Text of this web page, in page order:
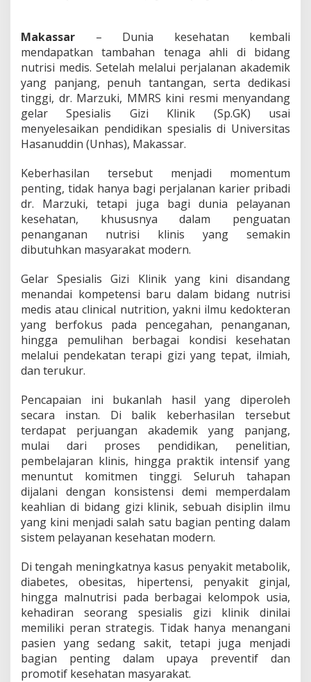
Makassar – Dunia kesehatan kembali
mendapatkan tambahan tenaga ahli di bidang
nutrisi medis. Setelah melalui perjalanan akademik
yang panjang, penuh tantangan, serta dedikasi
tinggi, dr. Marzuki, MMRS kini resmi menyandang
gelar Spesialis Gizi Klinik (Sp.GK) usai
menyelesaikan pendidikan spesialis di Universitas
Hasanuddin (Unhas), Makassar.
Keberhasilan tersebut menjadi momentum
penting, tidak hanya bagi perjalanan karier pribadi
dr. Marzuki, tetapi juga bagi dunia pelayanan
kesehatan, khususnya dalam penguatan
penanganan nutrisi klinis yang semakin
dibutuhkan masyarakat modern.
Gelar Spesialis Gizi Klinik yang kini disandang
menandai kompetensi baru dalam bidang nutrisi
medis atau clinical nutrition, yakni ilmu kedokteran
yang berfokus pada pencegahan, penanganan,
hingga pemulihan berbagai kondisi kesehatan
melalui pendekatan terapi gizi yang tepat, ilmiah,
dan terukur.
Pencapaian ini bukanlah hasil yang diperoleh
secara instan. Di balik keberhasilan tersebut
terdapat perjuangan akademik yang panjang,
mulai dari proses pendidikan, penelitian,
pembelajaran klinis, hingga praktik intensif yang
menuntut komitmen tinggi. Seluruh tahapan
dijalani dengan konsistensi demi memperdalam
keahlian di bidang gizi klinik, sebuah disiplin ilmu
yang kini menjadi salah satu bagian penting dalam
sistem pelayanan kesehatan modern.
Di tengah meningkatnya kasus penyakit metabolik,
diabetes, obesitas, hipertensi, penyakit ginjal,
hingga malnutrisi pada berbagai kelompok usia,
kehadiran seorang spesialis gizi klinik dinilai
memiliki peran strategis. Tidak hanya menangani
pasien yang sedang sakit, tetapi juga menjadi
bagian penting dalam upaya preventif dan
promotif kesehatan masyarakat.